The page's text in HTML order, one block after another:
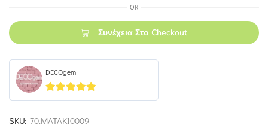
OR
Συνέχεια Στο Checkout
DECOgem
5out of 5
SKU: 70.ΜΑΤΑΚΙ0009